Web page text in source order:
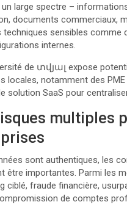
large spectre –
documents commerciaux,
techniques sensibles comme
internes.
de տվյալ expose
locales, notamment des
solution SaaS pour
multiples
sont authentiques, les
être importantes. Parmi les
ciblé, fraude financière,
de comptes